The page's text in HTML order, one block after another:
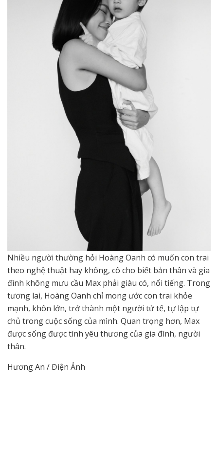
Nhiều người thường hỏi Hoàng Oanh có muốn con trai
theo nghệ thuật hay không, cô cho biết bản thân và gia
đình không mưu cầu Max phải giàu có, nổi tiếng. Trong
tương lai, Hoàng Oanh chỉ mong ước con trai khỏe
mạnh, khôn lớn, trở thành một người tử tế, tự lập tự
chủ trong cuộc sống của mình. Quan trọng hơn, Max
được sống được tình yêu thương của gia đình, người
thân.
Hương An / Điện Ảnh